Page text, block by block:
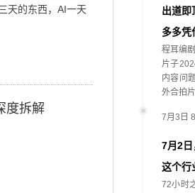
天的东西，AI一天
度拆解
出道即
多多凭
程耳编
片子
内容问
外合拍
7月3日
7月2日
这个行
72小时